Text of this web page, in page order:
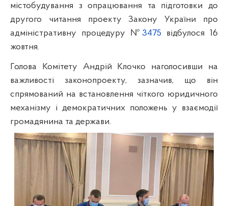
містобудування з опрацювання та підготовки до
другого читання проекту Закону України про
адміністративну процедуру №3475 відбулося 16
жовтня.
Голова Комітету Андрій Клочко наголосивши на
важливості законопроекту, зазначив, що він
спрямований на встановлення чіткого юридичного
механізму і демократичних положень у взаємодії
громадянина та держави.